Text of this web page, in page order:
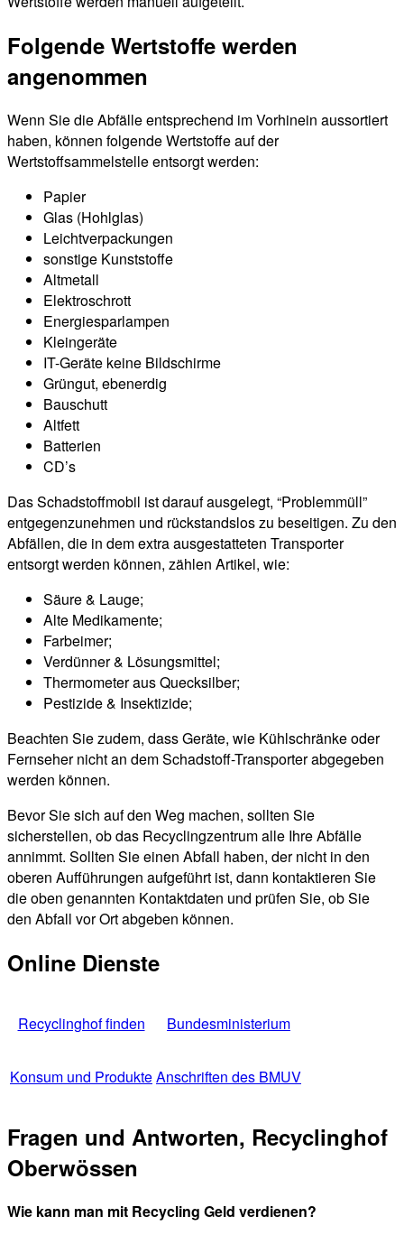
Folgende Wertstoffe werden
angenommen
Wenn Sie die Abfälle entsprechend im Vorhinein aussortiert
haben, können folgende Wertstoffe auf der
Wertstoffsammelstelle entsorgt werden:
Papier
Glas (Hohlglas)
Leichtverpackungen
sonstige Kunststoffe
Altmetall
Elektroschrott
Energiesparlampen
Kleingeräte
IT-Geräte keine Bildschirme
Grüngut, ebenerdig
Bauschutt
Altfett
Batterien
CD’s
Das Schadstoffmobil ist darauf ausgelegt, “Problemmüll”
entgegenzunehmen und rückstandslos zu beseitigen. Zu den
Abfällen, die in dem extra ausgestatteten Transporter
entsorgt werden können, zählen Artikel, wie:
Säure & Lauge;
Alte Medikamente;
Farbeimer;
Verdünner & Lösungsmittel;
Thermometer aus Quecksilber;
Pestizide & Insektizide;
Beachten Sie zudem, dass Geräte, wie Kühlschränke oder
Fernseher nicht an dem Schadstoff-Transporter abgegeben
werden können.
Bevor Sie sich auf den Weg machen, sollten Sie
sicherstellen, ob das Recyclingzentrum alle Ihre Abfälle
annimmt. Sollten Sie einen Abfall haben, der nicht in den
oberen Aufführungen aufgeführt ist, dann kontaktieren Sie
die oben genannten Kontaktdaten und prüfen Sie, ob Sie
den Abfall vor Ort abgeben können.
Online Dienste
Recyclinghof finden Bundesministerium
Konsum und ProdukteAnschriften des BMUV
Fragen und Antworten, Recyclinghof
Oberwössen
Wie kann man mit Recycling Geld verdienen?